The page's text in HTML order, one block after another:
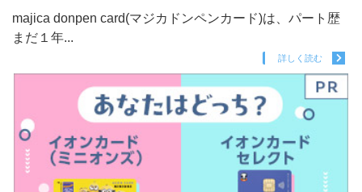
majica donpen card(マジカドンペンカード)は、パート歴
まだ１年...
詳しく読む